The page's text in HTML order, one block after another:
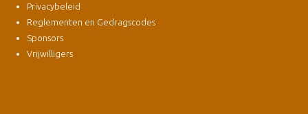
Privacybeleid
Reglementen en Gedragscodes
Sponsors
Vrijwilligers